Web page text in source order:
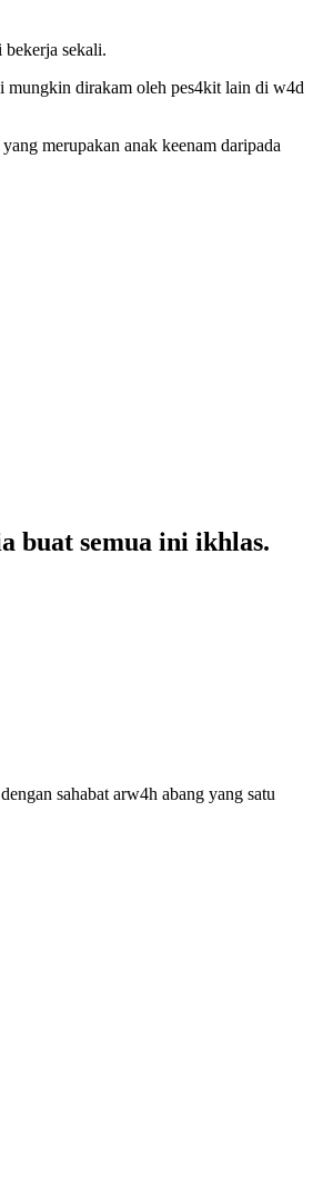
bekerja sekali.
mungkin dirakam oleh pes4kit lain di w4d
merupakan anak keenam daripada
buat semua ini ikhlas.
sahabat arw4h abang yang satu